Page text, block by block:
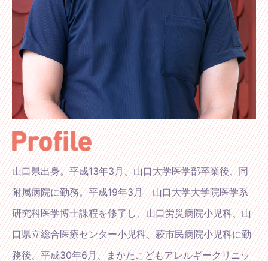
山口県出身。平成13年3月、山口大学医学部卒業後、同
附属病院に勤務。平成19年3月 山口大学大学院医学系
研究科医学博士課程を修了し、山口労災病院小児科、山
口県立総合医療センター小児科、萩市民病院小児科に勤
務後、平成30年6月、まかたこどもアレルギークリニッ